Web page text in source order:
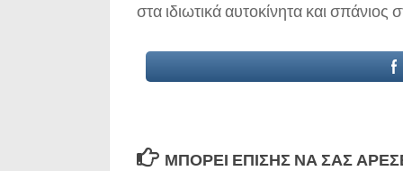
στα ιδιωτικά αυτοκίνητα και σπάνιος
ΜΠΟΡΕΊ ΕΠΊΣΗΣ ΝΑ ΣΑΣ